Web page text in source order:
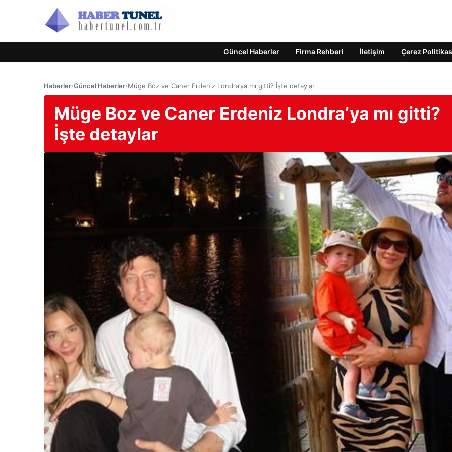
Güncel Haberler Firma Rehberi İletişim Çerez
Haberler›Güncel Haberler›Müge Boz ve Caner Erdeniz Londra’ya mı gitti? İşte detaylar
Müge Boz ve Caner Erdeniz Londra’ya mı gitti?
İşte detaylar